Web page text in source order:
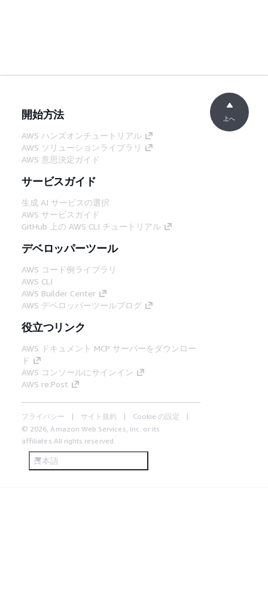
開始方法
AWS ハンズオンチュートリアル
AWS ソリューションライブラリ
AWS 意思決定ガイド
サービスガイド
生成 AI サービスの選択
AWS サービスガイド
GitHub 上の AWS CLI チュートリアル
デベロッパーツール
AWS コード例ライブラリ
AWS CLI
AWS Builder Center
AWS デベロッパーツールブログ
役立つリンク
AWS ドキュメント MCP サーバーをダウンロー
ド
AWS コンソールにサインイン
AWS re:Post
プライバシー サイト規約
Cookie の設定
© 2026, Amazon Web Services, Inc. or its
affiliates.All rights reserved.
日本語
上へ